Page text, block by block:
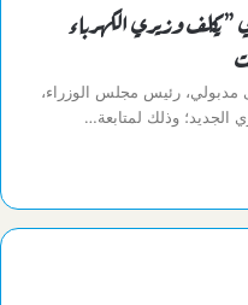
” يكلف وزيري الكهرباء
رئيس مجلس الوزراء،
الجديد؛ وذلك لمتابعة…